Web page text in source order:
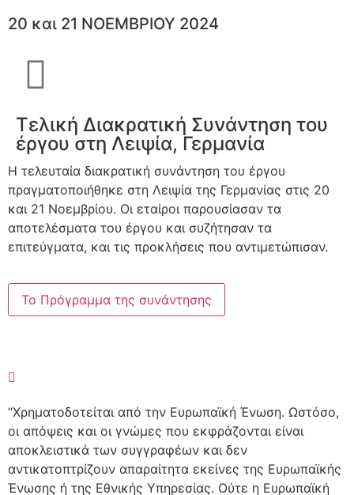
20 και 21 ΝΟΕΜΒΡΙΟΥ 2024
Τελική Διακρατική Συνάντηση του
έργου στη Λειψία, Γερμανία
Η τελευταία διακρατική συνάντηση του έργου
πραγματοποιήθηκε στη Λειψία της Γερμανίας στις 20
και 21 Νοεμβρίου. Οι εταίροι παρουσίασαν τα
αποτελέσματα του έργου και συζήτησαν τα
επιτεύγματα, και τις προκλήσεις που αντιμετώπισαν.
Το Πρόγραμμα της συνάντησης
“Χρηματοδοτείται από την Ευρωπαϊκή Ένωση. Ωστόσο,
οι απόψεις και οι γνώμες που εκφράζονται είναι
αποκλειστικά των συγγραφέων και δεν
αντικατοπτρίζουν απαραίτητα εκείνες της Ευρωπαϊκής
Ένωσης ή της Εθνικής Υπηρεσίας. Ούτε η Ευρωπαϊκή